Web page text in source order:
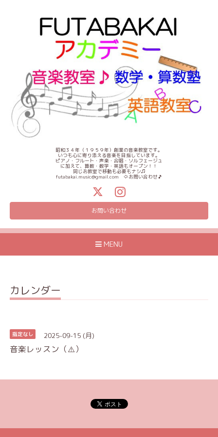
昭和３４年（１９５９年）創業の音楽教室です。
いつも心に寄り添える音楽を目指しています。
ピアノ・フルート・声楽・合唱・ソルフェージュ
に加えて、算数・数学・英語もオープン！！
同じお教室で移動も必要もナシ♫
futabakai.music@gmail.com ⇦お問い合わせ🎵
お問い合わせ
MENU
カレンダー
指定なし 2025-09-15 (月)
音楽レッスン（⚠️）